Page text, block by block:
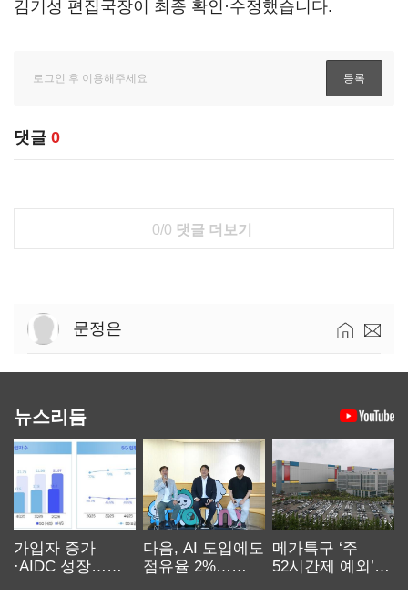
김기성 편집국장이 최종 확인·수정했습니다.
댓글 0
0/0 댓글 더보기
문정은
뉴스리듬
가입자 증가
·AIDC 성장…
다음, AI 도입에도
점유율 2%…
메가특구 ‘주
52시간제 예외’